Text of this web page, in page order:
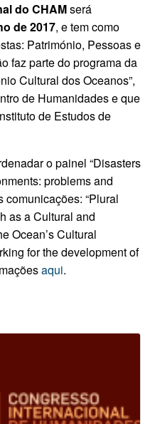
do CHAMserá
de 2017, e tem como
Património, Pessoas e
faz parte do programa da
Cultural dos Oceanos”,
de Humanidades e que
de Estudos de
o painel “Disasters
problems and
comunicações: “Plural
as a Cultural and
Ocean’s Cultural
for the development of
aqui.